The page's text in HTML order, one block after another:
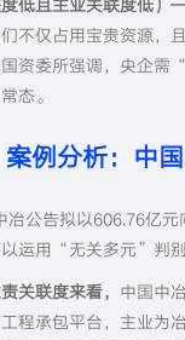
低且主业关联度低）
不仅占用宝贵资源
资委所强调，央企
态。
案例分析：中
公告拟以606.76亿
运用“无关多元”判别
关联度来看， 中国中
程承包平台，主业为